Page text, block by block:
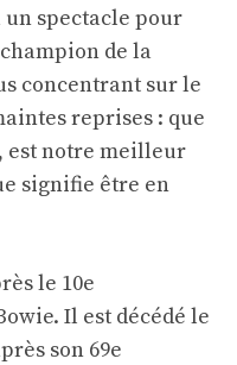
un spectacle pour
de la
concentrant sur le
reprises : que
est notre meilleur
signifie être en
le 10e
Il est décédé le
son 69e